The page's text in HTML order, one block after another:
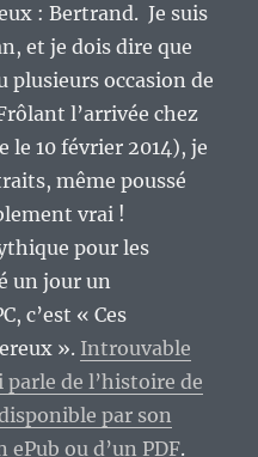
: Bertrand. Je suis
et je dois dire que
plusieurs occasion de
l’arrivée chez
le 10 février 2014), je
même poussé
vrai !
pour les
un jour un
c’est « Ces
». Introuvable
parle de l’histoire de
par son
ou d’un PDF.